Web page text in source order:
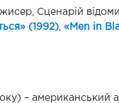
Сценарій
(1992) «Men in
– американський